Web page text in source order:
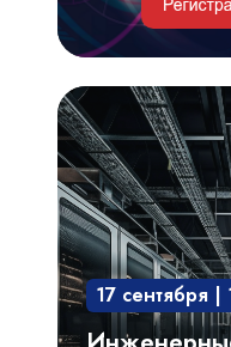
Инженерные
и
IT-
решения
для
обеспечения
безотказной
и
17 сентября |